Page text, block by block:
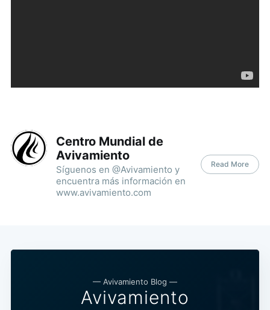
Centro Mundial de
Avivamiento
Síguenos en @Avivamiento y
encuentra más información en
www.avivamiento.com
Read More
— Avivamiento Blog —
Avivamiento